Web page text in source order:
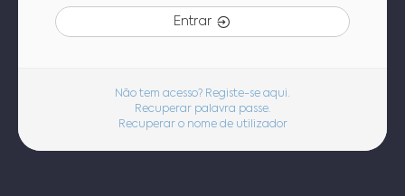
Entrar
Não tem acesso? Registe-se aqui.
Recuperar palavra passe.
Recuperar o nome de utilizador